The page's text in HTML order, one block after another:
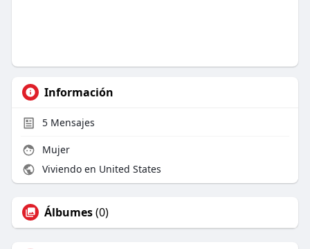
Información
5Mensajes
Mujer
Viviendo en United States
Álbumes(0)